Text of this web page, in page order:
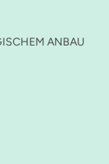
ANBAU